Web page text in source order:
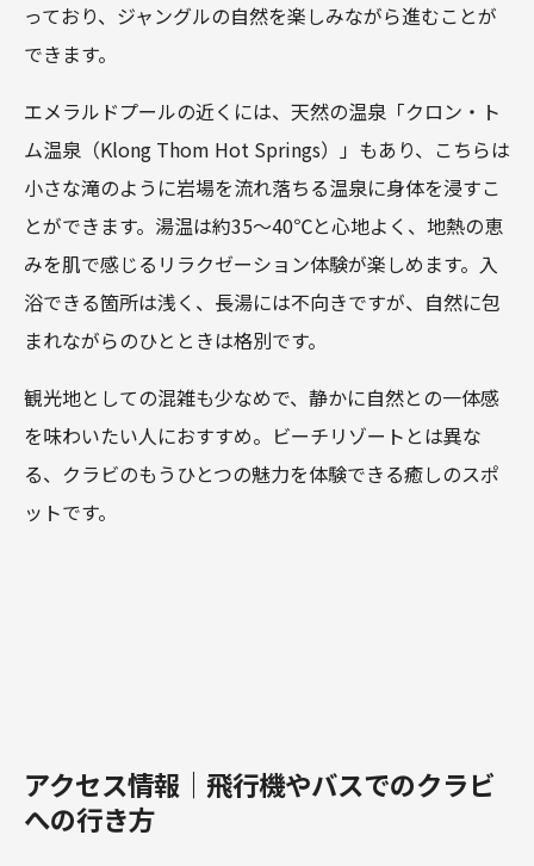
っており、ジャングルの自然を楽しみながら進むことが
できます。
エメラルドプールの近くには、天然の温泉「クロン・ト
ム温泉（Klong Thom Hot Springs）」もあり、こちらは
小さな滝のように岩場を流れ落ちる温泉に身体を浸すこ
とができます。湯温は約35～40℃と心地よく、地熱の恵
みを肌で感じるリラクゼーション体験が楽しめます。入
浴できる箇所は浅く、長湯には不向きですが、自然に包
まれながらのひとときは格別です。
観光地としての混雑も少なめで、静かに自然との一体感
を味わいたい人におすすめ。ビーチリゾートとは異な
る、クラビのもうひとつの魅力を体験できる癒しのスポ
ットです。
アクセス情報｜飛行機やバスでのクラビ
への行き方